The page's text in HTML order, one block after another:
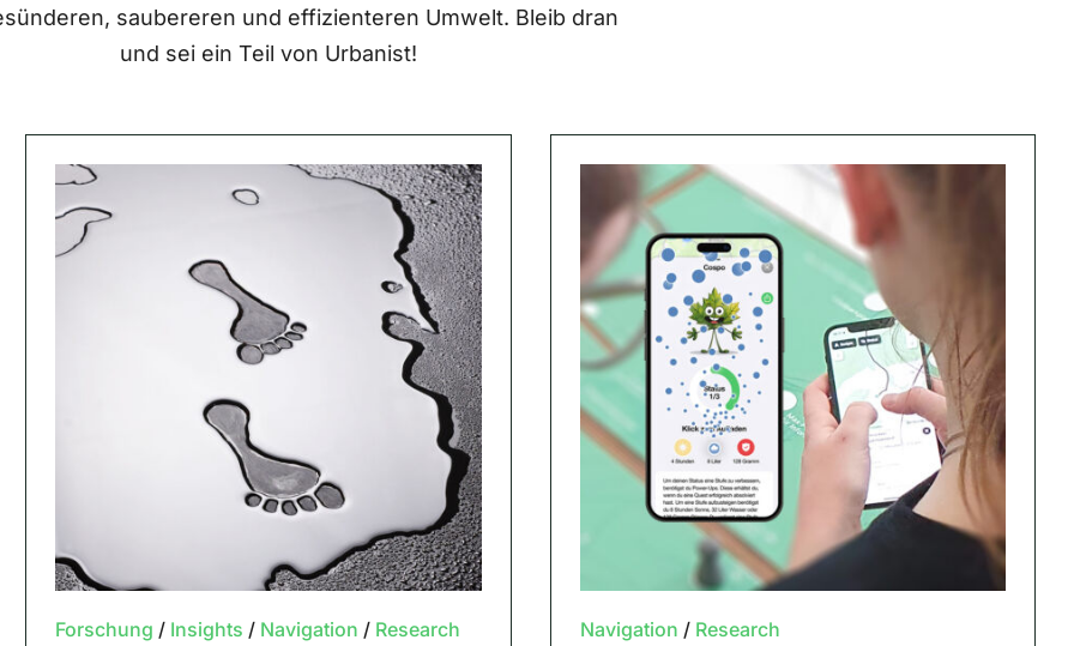
saubereren und effizienteren Umwelt. Bleib dran
und sei ein Teil von Urbanist!
Forschung / Insights / Navigation / Research Navigation / Research